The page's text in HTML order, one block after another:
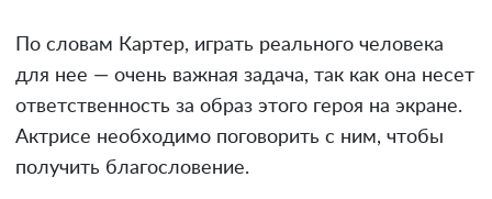
По словам Картер, играть реального человека
для нее — очень важная задача, так как она несет
ответственность за образ этого героя на экране.
Актрисе необходимо поговорить с ним, чтобы
получить благословение.